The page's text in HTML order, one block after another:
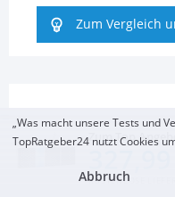
Zum Top
KOSTENLOSE
Zum Vergleich
„Was macht unsere Tests und
TopRatgeber24 nutzt Cookies
Abbruch